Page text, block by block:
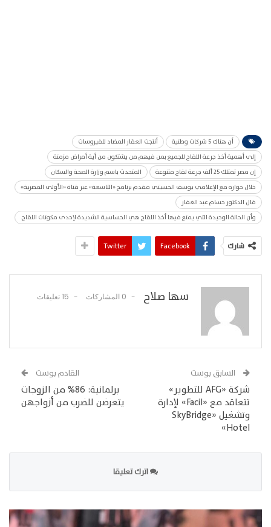
أن هناك 5 شركات وطنية
أنتجت العقار المضاد للفيروسات
إلى أهمية أخذ جرعة اللقاح للجميع بمن فيهم من يشتكون من أية أمراض مزمنة
إن مصر تمتلك 25 ألف جرعة لقاح متنوعة
المتحدث باسم وزارة الصحة والسكان
خلال حواره مع الإعلامي يوسف الحسيني مقدم برنامج «التاسعة» عبر قناة «الأولى المصرية»
قال الدكتور حسام عبد الغفار
وأن الحالة الوحيدة التي يمنع فيها أخذ اللقاح هي الحساسية الشديدة لإحدى مكونات اللقاح.
شارك Facebook
Twitter
سها صلاح 0 المشاركات 15 تعليقات
السابق بوست
شركة «AFG للتطوير»
تتعاقد مع «Facil» لإدارة
وتشغيل «SkyBridge
Hotel»
القادم بوست
برلمانية: 86% من الزوجات
يتعرضن للضرب من أزواجهن
اترك تعليقا